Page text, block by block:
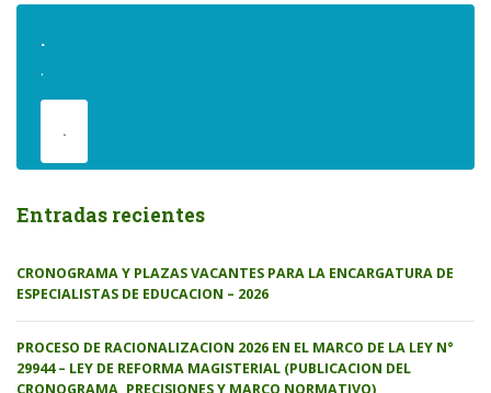
.
.
.
Entradas recientes
CRONOGRAMA Y PLAZAS VACANTES PARA LA ENCARGATURA DE
ESPECIALISTAS DE EDUCACION – 2026
PROCESO DE RACIONALIZACION 2026 EN EL MARCO DE LA LEY N°
29944 – LEY DE REFORMA MAGISTERIAL (PUBLICACION DEL